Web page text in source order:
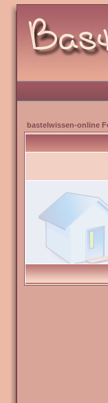
bastelwissen-online